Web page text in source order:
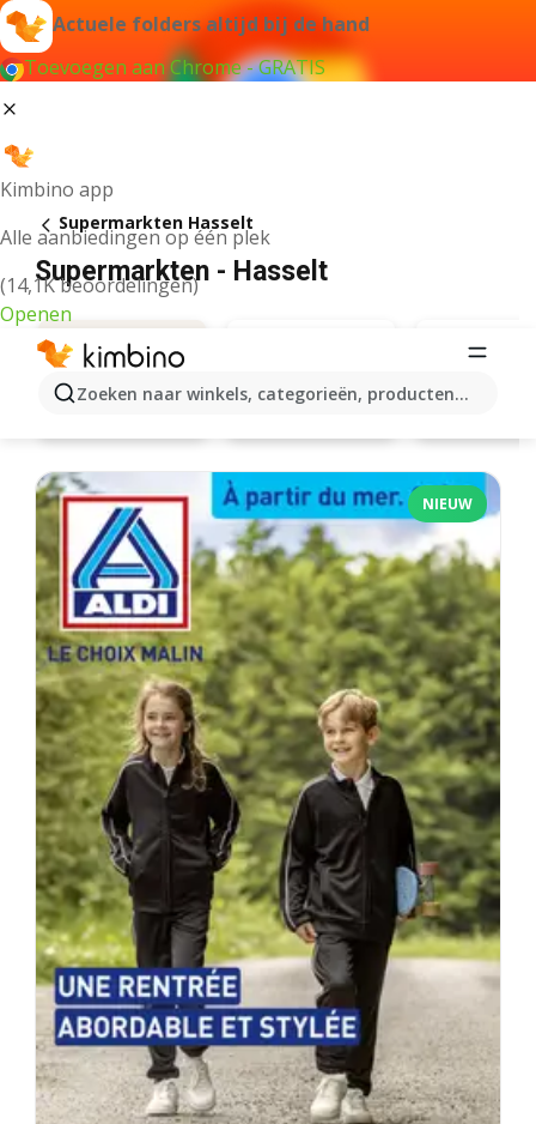
Actuele folders altijd bij de hand
Toevoegen aan Chrome - GRATIS
Kimbino app
Alle aanbiedingen op één plek
(14,1K beoordelingen)
Openen
Zoeken naar winkels, categorieën, producten...
Supermarkten Hasselt
Supermarkten - Hasselt
Aldi
NIEUW